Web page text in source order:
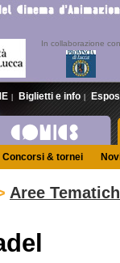
In collaborazione con
| Biglietti e info |
Concorsi & tornei
Aree